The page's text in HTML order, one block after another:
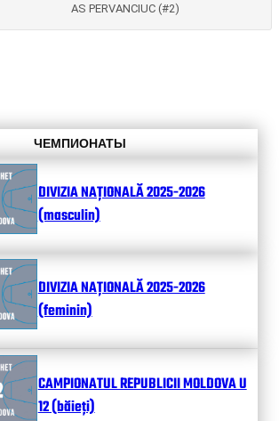
AS PERVANCIUC (#2)
ЧЕМПИОНАТЫ
DIVIZIA NAȚIONALĂ 2025-2026
(masculin)
DIVIZIA NAȚIONALĂ 2025-2026
(feminin)
CAMPIONATUL REPUBLICII MOLDOVA U
12 (băieți)